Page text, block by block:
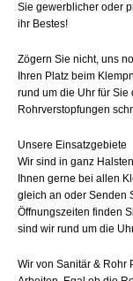
Sie gewerblicher oder
ihr Bestes!
Zögern Sie nicht, uns
Ihren Platz beim
rund um die Uhr für Sie
Rohrverstopfungen
Unsere Einsatzgebiete
Wir sind in ganz
Ihnen gerne bei allen
gleich an oder Senden
Öffnungszeiten finden
sind wir rund um die
Wir von Sanitär & Rohr